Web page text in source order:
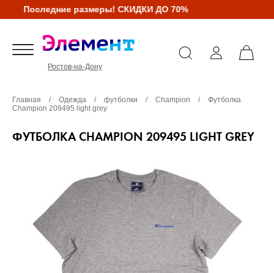
Последние размеры! СКИДКИ ДО 70%
Ростов-на-Дону
Главная / Одежда / футболки / Champion /
Футболка
Champion 209495 light grey
ФУТБОЛКА CHAMPION 209495 LIGHT GREY